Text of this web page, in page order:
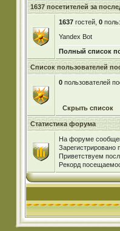
1637 посетителей за
1637гостей, 0
Yandex Bot
Полный список
Список пользователей
0пользователей
Скрыть список
Статистика форума
На форуме
Зарегистрировано
Приветствуем
Рекорд